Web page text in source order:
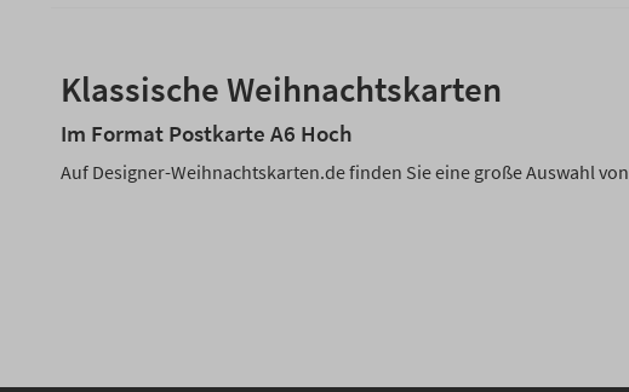
Klassische Weihnachtskarten
Im Format Postkarte A6 Hoch
Auf Designer-Weihnachtskarten.de finden Sie eine große Auswahl von